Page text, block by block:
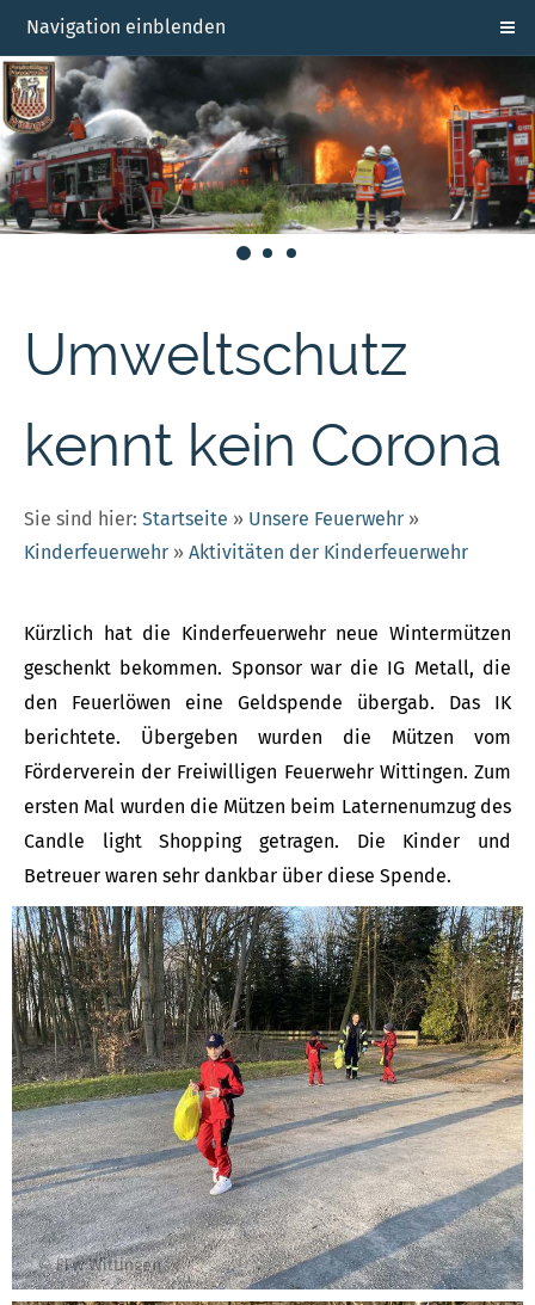
Navigation einblenden
Umweltschutz
kennt kein Corona
Sie sind hier: Startseite » Unsere Feuerwehr »
Kinderfeuerwehr » Aktivitäten der Kinderfeuerwehr
Kürzlich hat die Kinderfeuerwehr neue Wintermützen
geschenkt bekommen. Sponsor war die IG Metall, die
den Feuerlöwen eine Geldspende übergab. Das IK
berichtete. Übergeben wurden die Mützen vom
Förderverein der Freiwilligen Feuerwehr Wittingen. Zum
ersten Mal wurden die Mützen beim Laternenumzug des
Candle light Shopping getragen. Die Kinder und
Betreuer waren sehr dankbar über diese Spende.